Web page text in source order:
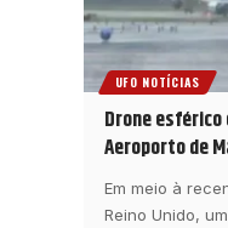
UFO NOTÍCIAS
Drone esférico
Aeroporto de
Em meio à
Reino Unido,